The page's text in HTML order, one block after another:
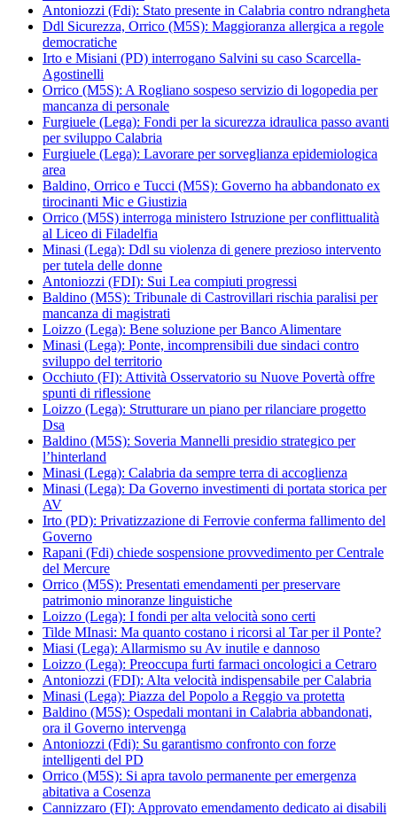
Antoniozzi (Fdi): Stato presente in Calabria contro ndrangheta
Ddl Sicurezza, Orrico (M5S): Maggioranza allergica a regole
democratiche
Irto e Misiani (PD) interrogano Salvini su caso Scarcella-
Agostinelli
Orrico (M5S): A Rogliano sospeso servizio di logopedia per
mancanza di personale
Furgiuele (Lega): Fondi per la sicurezza idraulica passo avanti
per sviluppo Calabria
Furgiuele (Lega): Lavorare per sorveglianza epidemiologica
area
Baldino, Orrico e Tucci (M5S): Governo ha abbandonato ex
tirocinanti Mic e Giustizia
Orrico (M5S) interroga ministero Istruzione per conflittualità
al Liceo di Filadelfia
Minasi (Lega): Ddl su violenza di genere prezioso intervento
per tutela delle donne
Antoniozzi (FDI): Sui Lea compiuti progressi
Baldino (M5S): Tribunale di Castrovillari rischia paralisi per
mancanza di magistrati
Loizzo (Lega): Bene soluzione per Banco Alimentare
Minasi (Lega): Ponte, incomprensibili due sindaci contro
sviluppo del territorio
Occhiuto (FI): Attività Osservatorio su Nuove Povertà offre
spunti di riflessione
Loizzo (Lega): Strutturare un piano per rilanciare progetto
Dsa
Baldino (M5S): Soveria Mannelli presidio strategico per
l’hinterland
Minasi (Lega): Calabria da sempre terra di accoglienza
Minasi (Lega): Da Governo investimenti di portata storica per
AV
Irto (PD): Privatizzazione di Ferrovie conferma fallimento del
Governo
Rapani (Fdi) chiede sospensione provvedimento per Centrale
del Mercure
Orrico (M5S): Presentati emendamenti per preservare
patrimonio minoranze linguistiche
Loizzo (Lega): I fondi per alta velocità sono certi
Tilde MInasi: Ma quanto costano i ricorsi al Tar per il Ponte?
Miasi (Lega): Allarmismo su Av inutile e dannoso
Loizzo (Lega): Preoccupa furti farmaci oncologici a Cetraro
Antoniozzi (FDI): Alta velocità indispensabile per Calabria
Minasi (Lega): Piazza del Popolo a Reggio va protetta
Baldino (M5S): Ospedali montani in Calabria abbandonati,
ora il Governo intervenga
Antoniozzi (Fdi): Su garantismo confronto con forze
intelligenti del PD
Orrico (M5S): Si apra tavolo permanente per emergenza
abitativa a Cosenza
Cannizzaro (FI): Approvato emendamento dedicato ai disabili